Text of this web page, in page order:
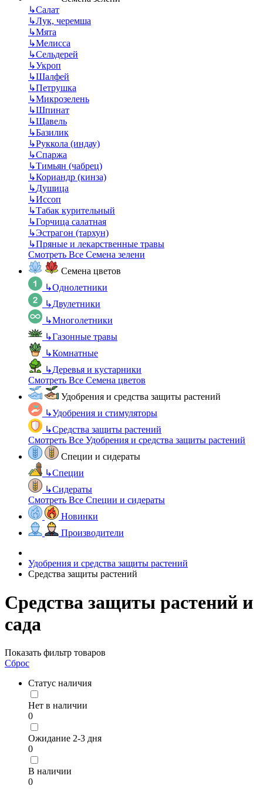
↳Салат
↳Лук, черемша
↳Мята
↳Мелисса
↳Сельдерей
↳Укроп
↳Шалфей
↳Петрушка
↳Микрозелень
↳Шпинат
↳Щавель
↳Базилик
↳Руккола (индау)
↳Спаржа
↳Тимьян (чабрец)
↳Кориандр (кинза)
↳Душица
↳Иссоп
↳Табак курительный
↳Горчица салатная
↳Эстрагон (тархун)
↳Пряные и лекарственные травы
Смотреть Все Семена зелени
Семена цветов
↳Однолетники
↳Двулетники
↳Многолетники
↳Газонные травы
↳Комнатные
↳Деревья и кустарники
Смотреть Все Семена цветов
Удобрения и средства защиты растений
↳Удобрения и стимуляторы
↳Средства защиты растений
Смотреть Все Удобрения и средства защиты растений
Специи и сидераты
↳Специи
↳Сидераты
Смотреть Все Специи и сидераты
Новинки
Производители
Удобрения и средства защиты растений
Средства защиты растений
Средства защиты растений и
сада
Показать фильтр товаров
Сброс
Статус наличия
Нет в наличии
0
Ожидание 2-3 дня
0
В наличии
0